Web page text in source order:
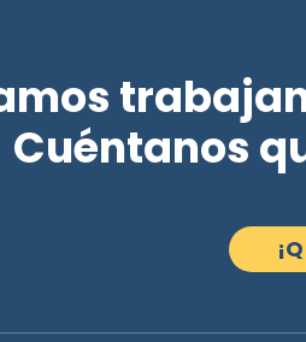
Cuéntanos